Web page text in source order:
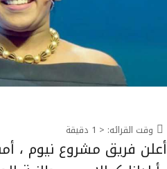
وقت القرائه: < 1 دقيقة
أعلن فريق مشروع نيوم ،